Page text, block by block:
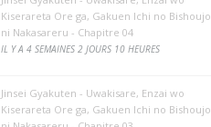
Kiserareta Ore ga, Gakuen Ichi no Bishoujo
ni Nakasareru - Chapitre 04
IL Y A 4 SEMAINES 2 JOURS 10 HEURES
Jinsei Gyakuten - Uwakisare, Enzai wo
Kiserareta Ore ga, Gakuen Ichi no Bishoujo